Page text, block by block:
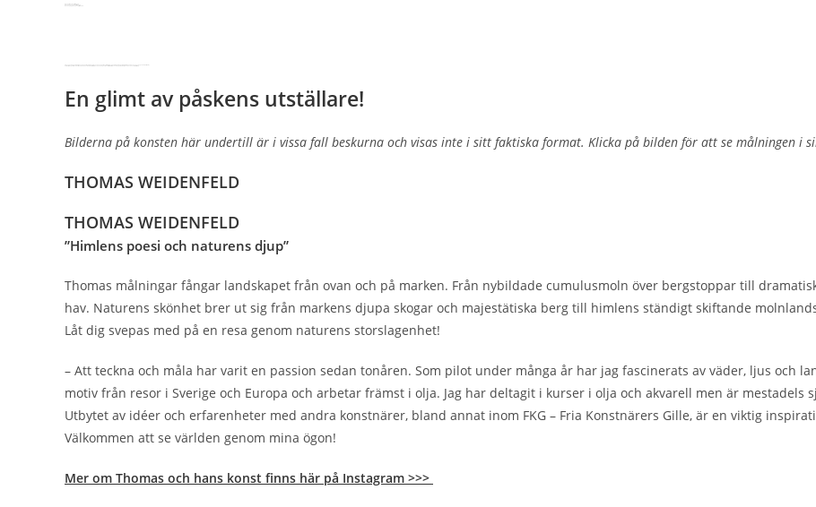
En glimt av påskens utställare!
Bilderna på konsten här undertill är i vissa fall beskurna och visas inte i sitt faktiska format. Klicka på bilden för att se målningen i
THOMAS WEIDENFELD
THOMAS WEIDENFELD
”Himlens poesi och naturens djup”
Thomas målningar fångar landskapet från ovan och på marken. Från nybildade cumulusmoln över bergstoppar till
hav. Naturens skönhet brer ut sig från markens djupa skogar och majestätiska berg till himlens ständigt skiftande
Låt dig svepas med på en resa genom naturens storslagenhet!
– Att teckna och måla har varit en passion sedan tonåren. Som pilot under många år har jag fascinerats av väder, ljus och
motiv från resor i Sverige och Europa och arbetar främst i olja. Jag har deltagit i kurser i olja och akvarell men är mestadels
Utbytet av idéer och erfarenheter med andra konstnärer, bland annat inom FKG – Fria Konstnärers Gille, är en viktig
Välkommen att se världen genom mina ögon!
Mer om Thomas och hans konst finns här på Instagram >>>